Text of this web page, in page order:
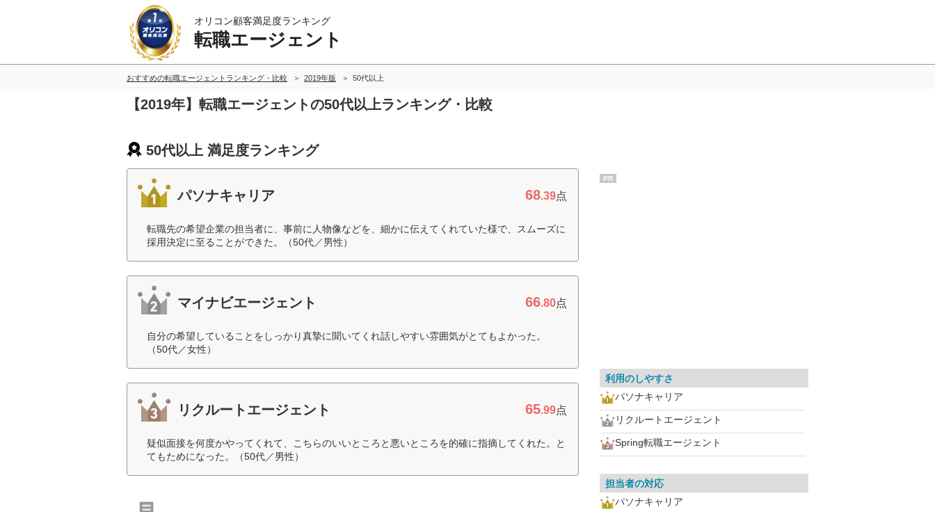
オリコン顧客満足度ランキング
転職エージェント
おすすめの転職エージェントランキング・比較 2019年版 50代以上
【2019年】転職エージェントの50代以上ランキング・比較
50代以上 満足度ランキング
パソナキャリア 68.39点
転職先の希望企業の担当者に、事前に人物像などを、細かに伝えてくれていた様で、スムーズに
採用決定に至ることができた。（50代／男性）
マイナビエージェント 66.80点
自分の希望していることをしっかり真摯に聞いてくれ話しやすい雰囲気がとてもよかった。
（50代／女性）
リクルートエージェント 65.99点
疑似面接を何度かやってくれて、こちらのいいところと悪いところを的確に指摘してくれた。と
てもためになった。（50代／男性）
PR
利用のしやすさ
パソナキャリア
リクルートエージェント
Spring転職エージェント
担当者の対応
パソナキャリア